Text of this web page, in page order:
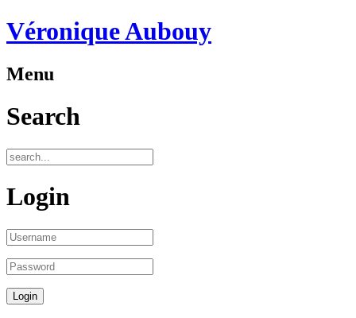
Véronique Aubouy
Menu
Search
Login